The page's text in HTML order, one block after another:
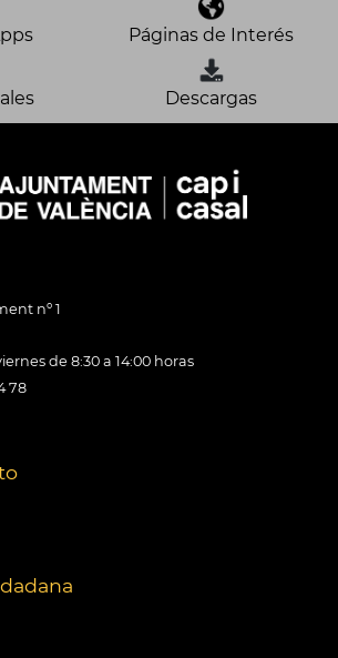
Páginas de Interés
Descargas
nº 1
de 8:30 a 14:00 horas
78